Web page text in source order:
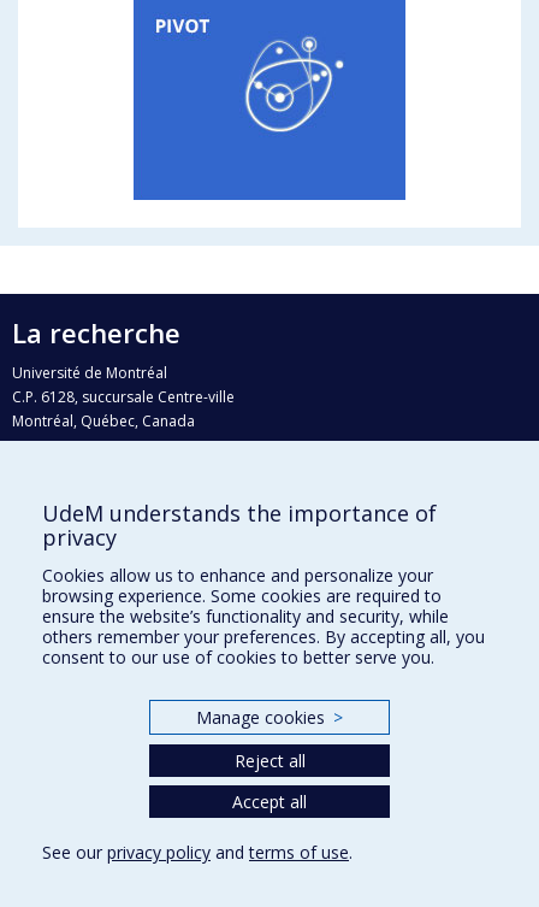
La recherche
Université de Montréal
C.P. 6128, succursale Centre-ville
Montréal, Québec, Canada
H3C 3J7
Qui fait quoi?
Nous trouver
Plan du site
Accessibilité
UdeM understands the importance of
privacy
Cookies allow us to enhance and personalize your
browsing experience. Some cookies are required to
ensure the website’s functionality and security, while
others remember your preferences. By accepting all, you
consent to our use of cookies to better serve you.
Manage cookies >
Reject all
Accept all
See our privacy policy andterms of use.